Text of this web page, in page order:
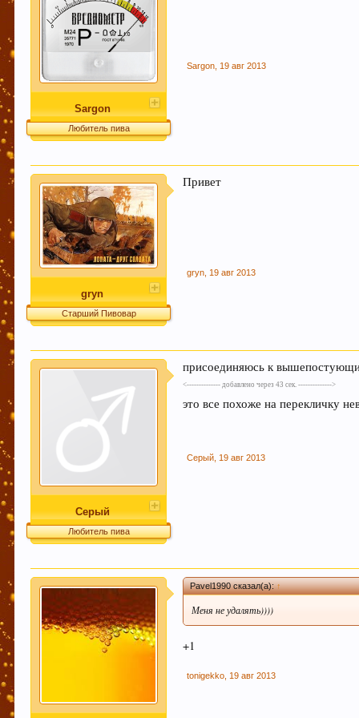
новичкам форума быстро находить нужную
прописать в существующих темах ключевые
Уважаемый пользователь Гость, просьба быть
не соответствующие по смыслу той теме в которой были
где стоило"). Форум растет - содержать его "в чистоте"
момент можно уточнить в чате Надеемся на понимание, с
УБЕДИТЕЛЬНАЯ ПРОСЬБА!!! Покинуть личные
Этот сайт использует файлы cookie. Продолжая
больше.
Sargon
Любитель пива
Sargon 19 авг 2013
gryn
Старший Пивовар
Привет
gryn 19 авг 2013
Серый
Любитель пива
присоединяюсь к
<-------------- добавлено через 43 сек. -------------->
это все похоже на перекличку
Серый, 19 авг 2013
Pavel1990 сказал(а):↑
Меня не удалять))))
+1
tonigekko, 19 авг 2013